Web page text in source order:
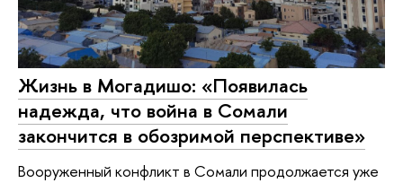
Жизнь в Могадишо: «Появилась
надежда, что война в Сомали
закончится в обозримой перспективе»
Вооруженный конфликт в Сомали продолжается уже